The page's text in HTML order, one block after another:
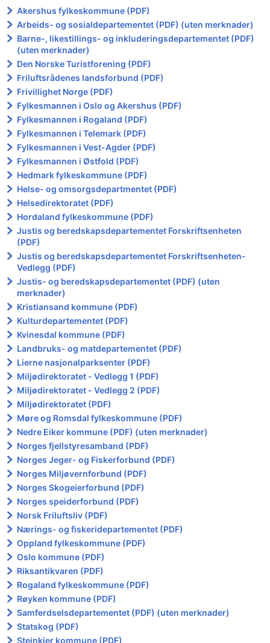
Akershus fylkeskommune (PDF)
Arbeids- og sosialdepartementet (PDF) (uten merknader)
Barne-, likestillings- og inkluderingsdepartementet (PDF)
(uten merknader)
Den Norske Turistforening (PDF)
Friluftsrådenes landsforbund (PDF)
Frivillighet Norge (PDF)
Fylkesmannen i Oslo og Akershus (PDF)
Fylkesmannen i Rogaland (PDF)
Fylkesmannen i Telemark (PDF)
Fylkesmannen i Vest-Agder (PDF)
Fylkesmannen i Østfold (PDF)
Hedmark fylkeskommune (PDF)
Helse- og omsorgsdepartmentet (PDF)
Helsedirektoratet (PDF)
Hordaland fylkeskommune (PDF)
Justis og beredskapsdepartementet Forskriftsenheten
(PDF)
Justis og beredskapsdepartementet Forskriftsenheten-
Vedlegg (PDF)
Justis- og beredskapsdepartementet (PDF) (uten
merknader)
Kristiansand kommune (PDF)
Kulturdepartementet (PDF)
Kvinesdal kommune (PDF)
Landbruks- og matdepartementet (PDF)
Lierne nasjonalparksenter (PDF)
Miljødirektoratet - Vedlegg 1 (PDF)
Miljødirektoratet - Vedlegg 2 (PDF)
Miljødirektoratet (PDF)
Møre og Romsdal fylkeskommune (PDF)
Nedre Eiker kommune (PDF) (uten merknader)
Norges fjellstyresamband (PDF)
Norges Jeger- og Fiskerforbund (PDF)
Norges Miljøvernforbund (PDF)
Norges Skogeierforbund (PDF)
Norges speiderforbund (PDF)
Norsk Friluftsliv (PDF)
Nærings- og fiskeridepartementet (PDF)
Oppland fylkeskommune (PDF)
Oslo kommune (PDF)
Riksantikvaren (PDF)
Rogaland fylkeskommune (PDF)
Røyken kommune (PDF)
Samferdselsdepartementet (PDF) (uten merknader)
Statskog (PDF)
Steinkjer kommune (PDF)